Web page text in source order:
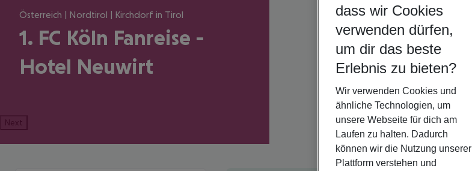
Österreich | Nordtirol | Kirchdorf in Tirol
1. FC Köln Fanreise -
Hotel Neuwirt
Next
dass wir Cookies
verwenden dürfen,
um dir das beste
Erlebnis zu bieten?
Wir verwenden Cookies und
ähnliche Technologien, um
unsere Webseite für dich am
Laufen zu halten. Dadurch
können wir die Nutzung unserer
Plattform verstehen und